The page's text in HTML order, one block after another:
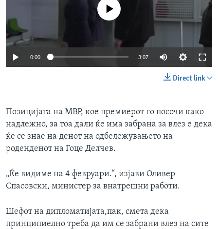
No media source currently available
0:00 3:07
Direct link
Позицијата на МВР, кое премиерот го посочи како
надлежно, за тоа дали ќе има забрана за влез е дека
ќе се знае на денот на одбележувањето на
роденденот на Гоце Делчев.
„Ќе видиме на 4 февруари.“, изјави Оливер
Спасовски, министер за внатрешни работи.
Шефот на дипломатијата,пак, смета дека
принципиелно треба да им се забрани влез на сите